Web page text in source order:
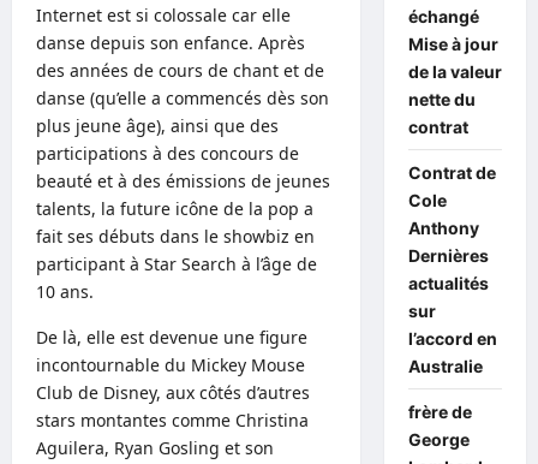
Internet est si colossale car elle
danse depuis son enfance. Après
des années de cours de chant et de
danse (qu’elle a commencés dès son
plus jeune âge), ainsi que des
participations à des concours de
beauté et à des émissions de jeunes
talents, la future icône de la pop a
fait ses débuts dans le showbiz en
participant à Star Search à l’âge de
10 ans.
De là, elle est devenue une figure
incontournable du Mickey Mouse
Club de Disney, aux côtés d’autres
stars montantes comme Christina
Aguilera, Ryan Gosling et son
échangé
Mise à jour
de la valeur
nette du
contrat
Contrat de
Cole
Anthony
Dernières
actualités
sur
l’accord en
Australie
frère de
George